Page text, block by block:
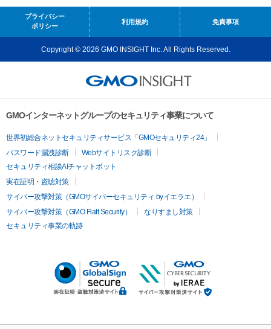
プライバシー
ポリシー
利用規約 免責事項
Copyright © 2026 GMO INSIGHT Inc. All Rights Reserved.
GMOインターネットグループのセキュリティ事業について
世界初総合ネットセキュリティサービス「GMOセキュリティ24」
パスワード漏洩診断
Webサイトリスク診断
セキュリティ相談AIチャットボット
実在証明・盗聴対策
サイバー攻撃対策（GMOサイバーセキュリティ byイエラエ）
サイバー攻撃対策（GMO Flatt Security）
なりすまし対策
セキュリティ事業の軌跡